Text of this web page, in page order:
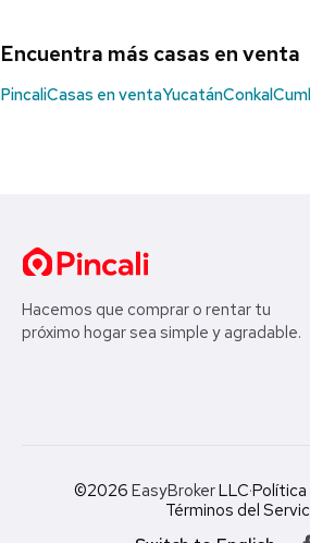
Encuentra más casas en venta
PincaliCasas en ventaYucatánConkal
Hacemos que comprar o rentar tu
próximo hogar sea simple y agradable.
©2026 EasyBrokerLLC·Política
Términos del